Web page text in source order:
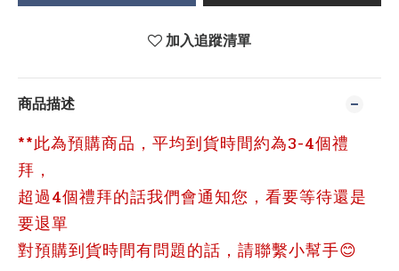
加入追蹤清單
商品描述
**此為預購商品，平均到貨時間約為3-4個禮
拜，
超過4個禮拜的話我們會通知您，看要等待還是
要退單
對預購到貨時間有問題的話，請聯繫小幫手😊